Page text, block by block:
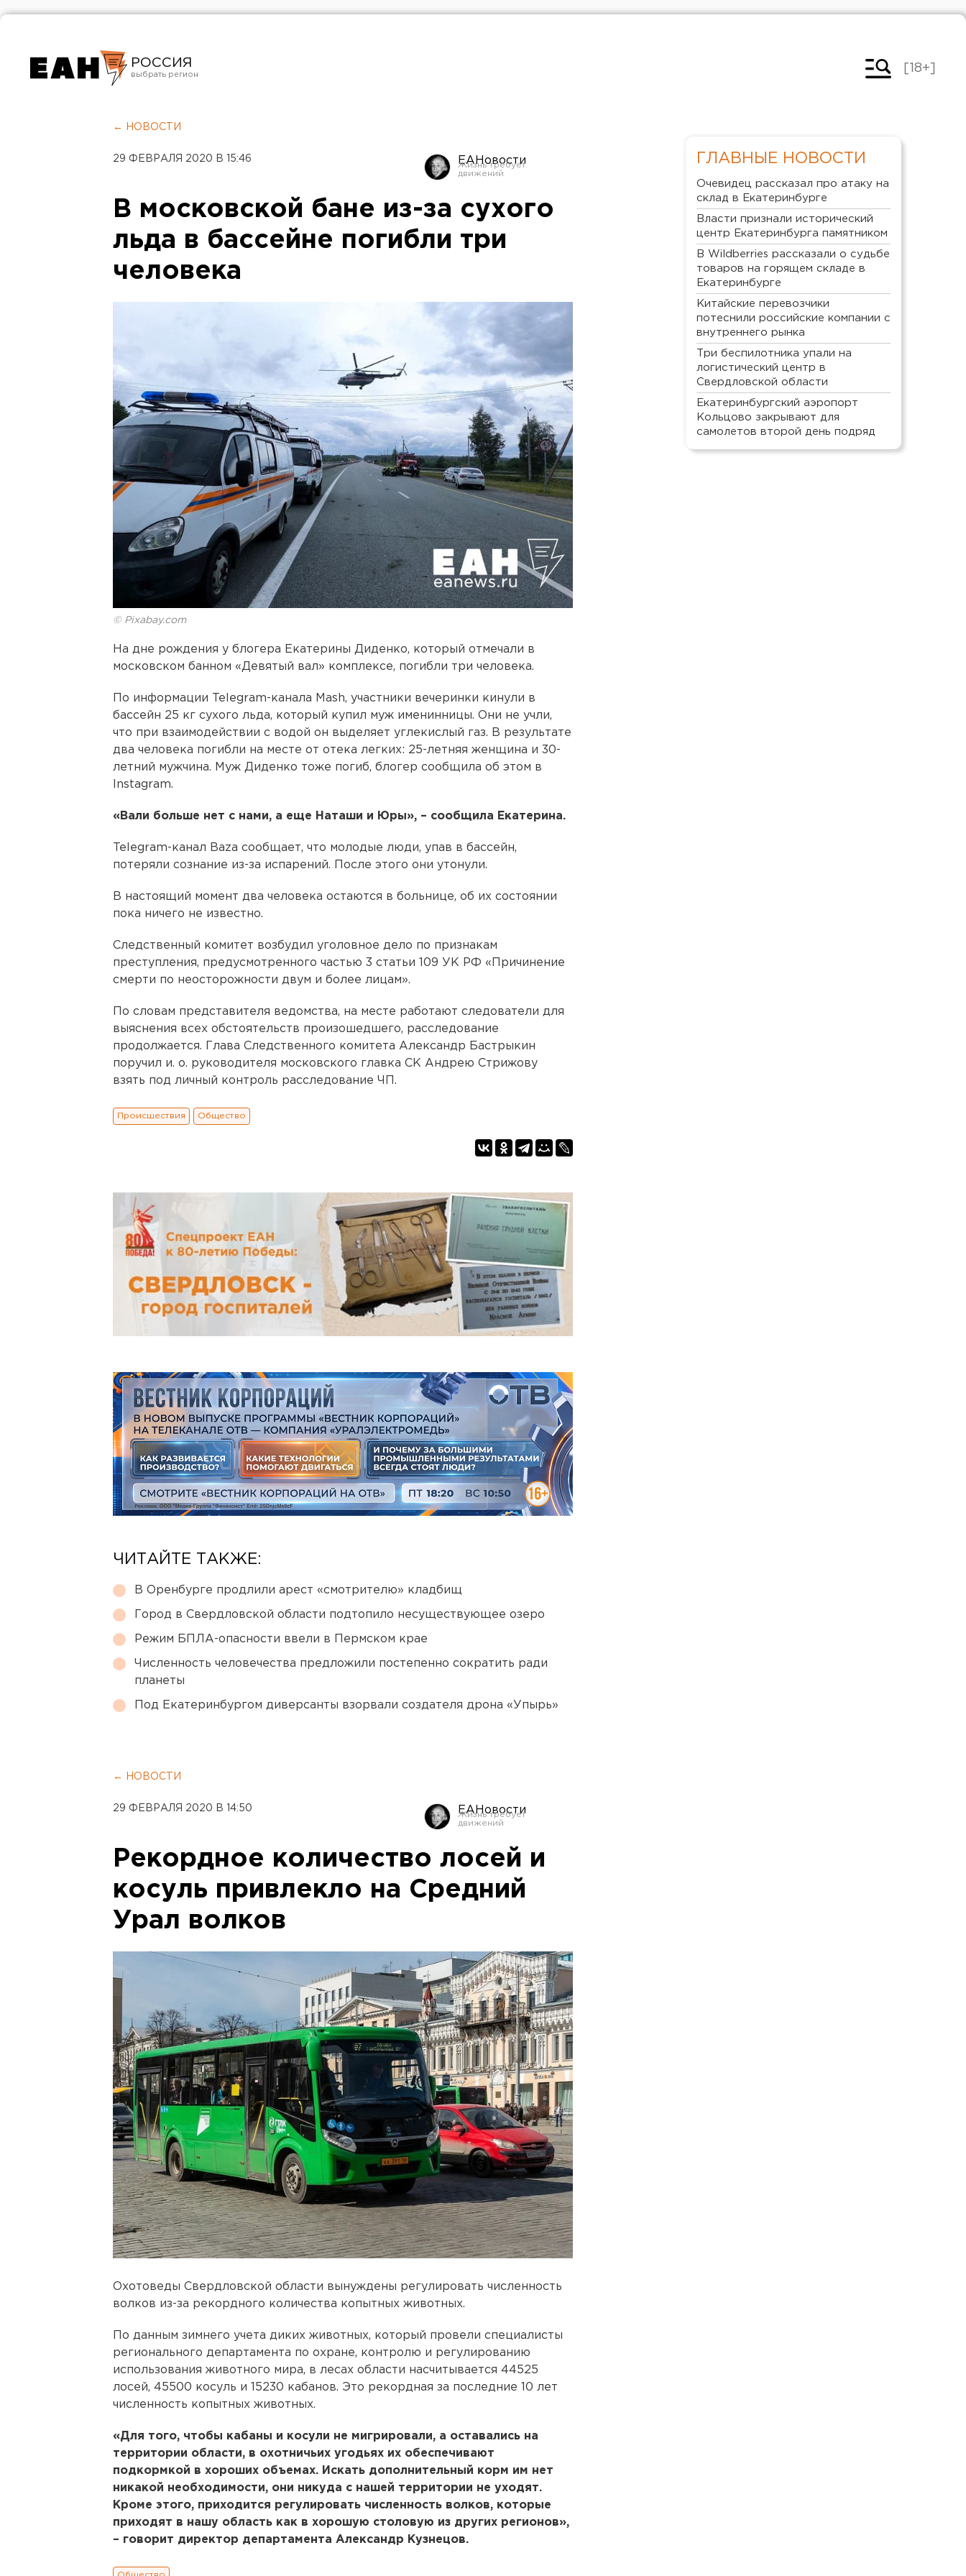
РОССИЯ
Челябинск
[18+]
← НОВОСТИ
29 ФЕВРАЛЯ 2020 В 15:46 ЕАНовости
В московской бане из-за сухого
льда в бассейне погибли три
человека
© Pixabay.com
На дне рождения у блогера Екатерины Диденко, который отмечали в
московском банном «Девятый вал» комплексе, погибли три человека.
По информации Telegram-канала Mash, участники вечеринки кинули в
бассейн 25 кг сухого льда, который купил муж именинницы. Они не учли,
что при взаимодействии с водой он выделяет углекислый газ. В результате
два человека погибли на месте от отека легких: 25-летняя женщина и 30-
летний мужчина. Муж Диденко тоже погиб, блогер сообщила об этом в
Instagram.
«Вали больше нет с нами, а еще Наташи и Юры», – сообщила Екатерина.
Telegram-канал Baza сообщает, что молодые люди, упав в бассейн,
потеряли сознание из-за испарений. После этого они утонули.
В настоящий момент два человека остаются в больнице, об их состоянии
пока ничего не известно.
Следственный комитет возбудил уголовное дело по признакам
преступления, предусмотренного частью 3 статьи 109 УК РФ «Причинение
смерти по неосторожности двум и более лицам».
По словам представителя ведомства, на месте работают следователи для
выяснения всех обстоятельств произошедшего, расследование
продолжается. Глава Следственного комитета Александр Бастрыкин
поручил и. о. руководителя московского главка СК Андрею Стрижову
взять под личный контроль расследование ЧП.
Происшествия Общество
ЧИТАЙТЕ ТАКЖЕ:
В Оренбурге продлили арест «смотрителю» кладбищ
Город в Свердловской области подтопило несуществующее озеро
Режим БПЛА-опасности ввели в Пермском крае
Численность человечества предложили постепенно сократить ради
планеты
Под Екатеринбургом диверсанты взорвали создателя дрона «Упырь»
← НОВОСТИ
29 ФЕВРАЛЯ 2020 В 14:50 ЕАНовости
Рекордное количество лосей и
косуль привлекло на Средний
Урал волков
Охотоведы Свердловской области вынуждены регулировать численность
волков из-за рекордного количества копытных животных.
По данным зимнего учета диких животных, который провели специалисты
регионального департамента по охране, контролю и регулированию
использования животного мира, в лесах области насчитывается 44525
лосей, 45500 косуль и 15230 кабанов. Это рекордная за последние 10 лет
численность копытных животных.
«Для того, чтобы кабаны и косули не мигрировали, а оставались на
территории области, в охотничьих угодьях их обеспечивают
подкормкой в хороших объемах. Искать дополнительный корм им нет
никакой необходимости, они никуда с нашей территории не уходят.
Кроме этого, приходится регулировать численность волков, которые
приходят в нашу область как в хорошую столовую из других регионов»,
– говорит директор департамента Александр Кузнецов.
ГЛАВНЫЕ НОВОСТИ
Очевидец рассказал про атаку на
склад в Екатеринбурге
Власти признали исторический
центр Екатеринбурга памятником
В Wildberries рассказали о судьбе
товаров на горящем складе в
Екатеринбурге
Китайские перевозчики
потеснили российские компании с
внутреннего рынка
Три беспилотника упали на
логистический центр в
Свердловской области
Екатеринбургский аэропорт
Кольцово закрывают для
самолетов второй день подряд